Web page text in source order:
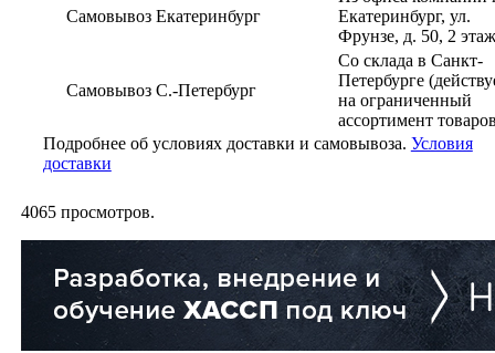
Самовывоз Екатеринбург
Екатеринбург, ул.
Фрунзе, д. 50, 2 этаж
Самовывоз С.-Петербург
Со склада в Санкт-
Петербурге
на ограниченный
ассортимент
Подробнее об условиях доставки и самовывоза. Условия
доставки
4065просмотров.